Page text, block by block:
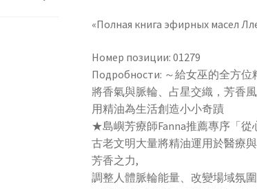
輪、
星、
燭
與
芳
香
風
«Полная книга эфирных масел
Номер позиции: 01279
Подробности: ～給女巫的全方位
將香氣與脈輪、占星交織，芳香風
用精油為生活創造小小奇蹟
★島嶼芳療師Fanna推薦專序「從
古老文明大量將精油運用於醫療
芳香之力,
調整人體脈輪能量、改變場域氛